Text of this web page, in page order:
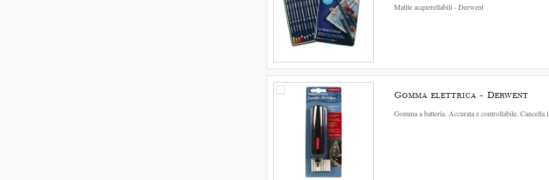
Matite acquerellabili - Derwent
Gomma elettrica - Derwent
Gomma a batteria. Accurata e controllabile. Cancella